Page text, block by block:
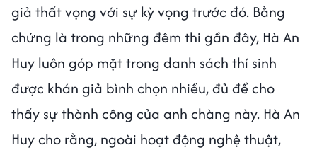
giả thất vọng với sự kỳ vọng trước đó. Bằng
chứng là trong những đêm thi gần đây, Hà An
Huy luôn góp mặt trong danh sách thí sinh
được khán giả bình chọn nhiều, đủ để cho
thấy sự thành công của anh chàng này. Hà An
Huy cho rằng, ngoài hoạt động nghệ thuật,